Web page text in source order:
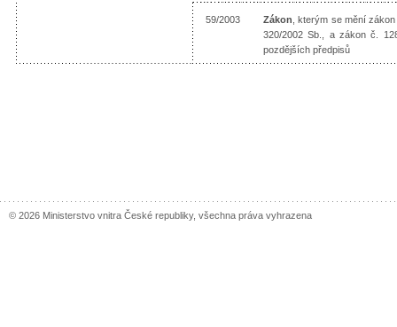
59/2003 Zákon , kterým se mění
320/2002 Sb., a zákon č.
pozdějších předpisů
© 2026 Ministerstvo vnitra České republiky, všechna práva vyhrazena